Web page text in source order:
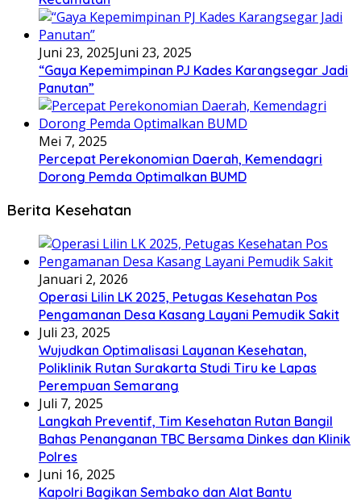
Juni 23, 2025Juni 23, 2025
“Gaya Kepemimpinan PJ Kades Karangsegar Jadi
Panutan”
Mei 7, 2025
Percepat Perekonomian Daerah, Kemendagri
Dorong Pemda Optimalkan BUMD
Berita Kesehatan
Januari 2, 2026
Operasi Lilin LK 2025, Petugas Kesehatan Pos
Pengamanan Desa Kasang Layani Pemudik Sakit
Juli 23, 2025
Wujudkan Optimalisasi Layanan Kesehatan,
Poliklinik Rutan Surakarta Studi Tiru ke Lapas
Perempuan Semarang
Juli 7, 2025
Langkah Preventif, Tim Kesehatan Rutan Bangil
Bahas Penanganan TBC Bersama Dinkes dan Klinik
Polres
Juni 16, 2025
Kapolri Bagikan Sembako dan Alat Bantu